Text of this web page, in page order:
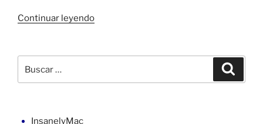
Continuar leyendo«macOS
en
por:
InsanelyMac